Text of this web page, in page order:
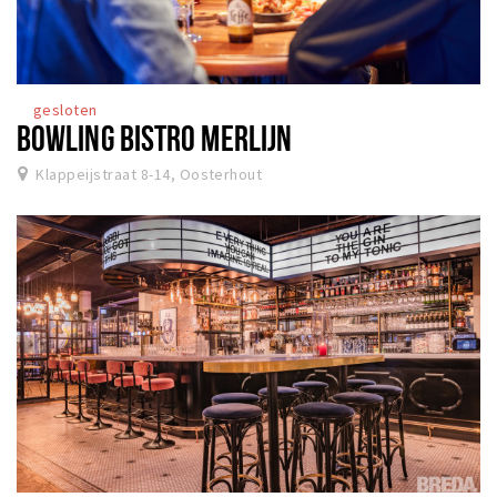
gesloten
BOWLING BISTRO MERLIJN
Klappeijstraat 8-14, Oosterhout